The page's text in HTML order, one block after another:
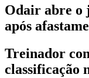
Odair abre o
após
Treinador
classificação